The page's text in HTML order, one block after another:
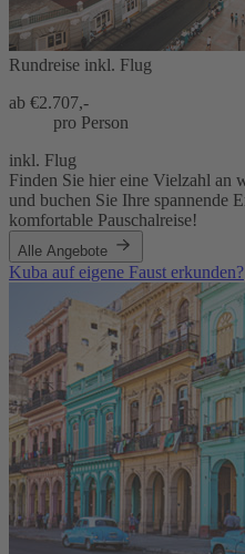
Rundreise inkl. Flug
ab €2.707,-
pro Person
inkl. Flug
Finden Sie hier eine Vielzahl an
und buchen Sie Ihre spannende
komfortable Pauschalreise!
Alle Angebote
Kuba auf eigene Faust erkunden?